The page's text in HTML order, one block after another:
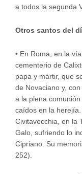
a todos la segunda
Otros santos del
• En Roma, en la
cementerio de
papa y mártir, que
de Novaciano y,
a la plena
caídos en la
Civitavecchia, en la
Galo, sufriendo lo
Cipriano. Su
252).